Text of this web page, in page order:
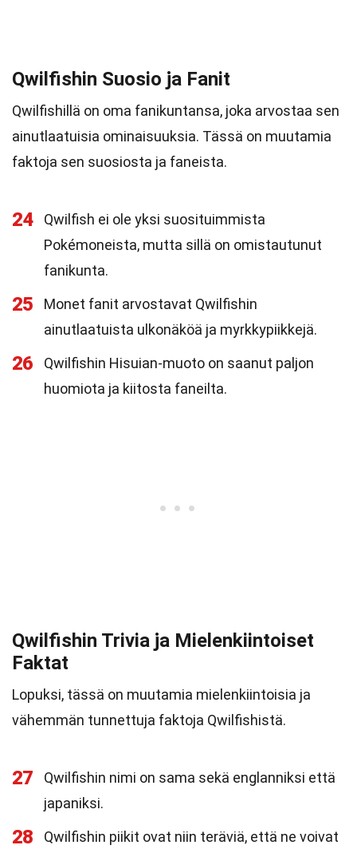
Qwilfishin Suosio ja Fanit
Qwilfishillä on oma fanikuntansa, joka arvostaa sen
ainutlaatuisia ominaisuuksia. Tässä on muutamia
faktoja sen suosiosta ja faneista.
24
Qwilfish ei ole yksi suosituimmista
Pokémoneista, mutta sillä on omistautunut
fanikunta.
25
Monet fanit arvostavat Qwilfishin
ainutlaatuista ulkonäköä ja myrkkypiikkejä.
26
Qwilfishin Hisuian-muoto on saanut paljon
huomiota ja kiitosta faneilta.
Qwilfishin Trivia ja Mielenkiintoiset
Faktat
Lopuksi, tässä on muutamia mielenkiintoisia ja
vähemmän tunnettuja faktoja Qwilfishistä.
27
Qwilfishin nimi on sama sekä englanniksi että
japaniksi.
28
Qwilfishin piikit ovat niin teräviä, että ne voivat